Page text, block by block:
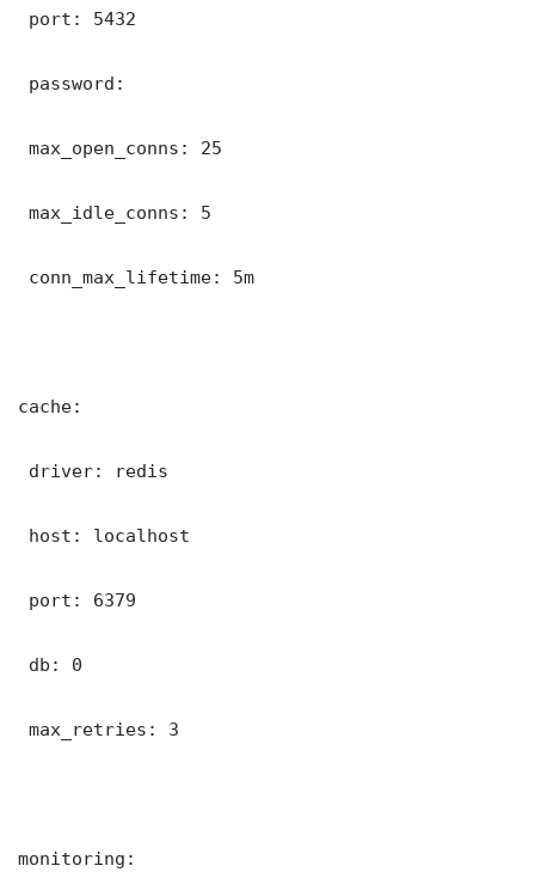
port: 5432
password:
max_open_conns: 25
max_idle_conns: 5
conn_max_lifetime: 5m
cache:
driver: redis
host: localhost
port: 6379
db: 0
max_retries: 3
monitoring: